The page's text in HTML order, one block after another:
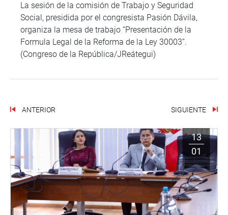
La sesión de la comisión de Trabajo y Seguridad
Social, presidida por el congresista Pasión Dávila,
organiza la mesa de trabajo “Presentación de la
Formula Legal de la Reforma de la Ley 30003”.
(Congreso de la República/JReátegui)
ANTERIOR SIGUIENTE
13
01